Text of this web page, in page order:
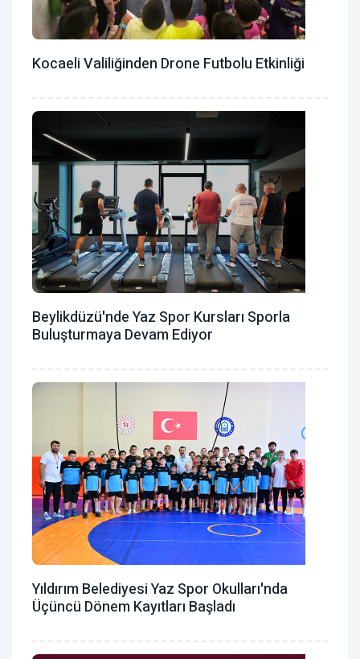
Kocaeli Valiliğinden Drone Futbolu Etkinliği
Beylikdüzü'nde Yaz Spor Kursları Sporla
Buluşturmaya Devam Ediyor
Yıldırım Belediyesi Yaz Spor Okulları'nda
Üçüncü Dönem Kayıtları Başladı